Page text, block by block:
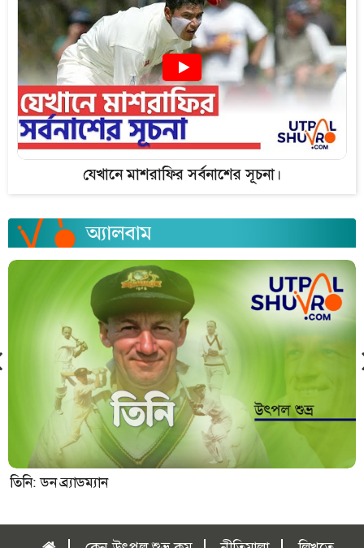
যেখানে মাশরাফির সর্বনাশের সূচনা।
তিনি: ডন ব্র্যাডম্যান